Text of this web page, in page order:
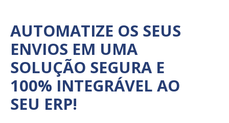
AUTOMATIZE OS SEUS
ENVIOS EM UMA
SOLUÇÃO SEGURA E
100% INTEGRÁVEL AO
SEU ERP!